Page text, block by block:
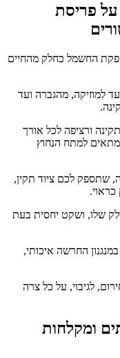
פריסת
החשמל כחלק מהחיים
למוזיקה, מהגברה ועד
ורציפה לכל אורך
למתח הנחוץ
שתספק לכם ציוד תקין,
שלו, ושקט יחסית בעת
החרשה איכותי,
לגיבוי, על כל צרה
ומקלחות